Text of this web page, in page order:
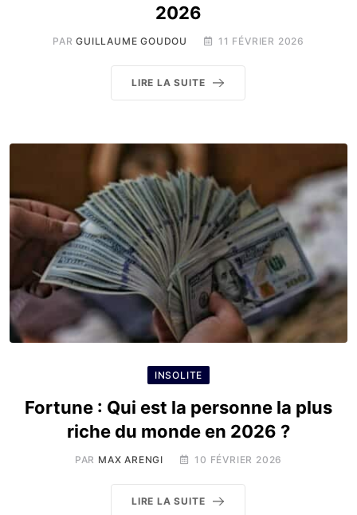
2026
PARGUILLAUME GOUDOU 11 FÉVRIER 2026
LIRE LA SUITE
INSOLITE
Fortune : Qui est la personne la plus
riche du monde en 2026 ?
PAR MAX ARENGI 10 FÉVRIER 2026
LIRE LA SUITE